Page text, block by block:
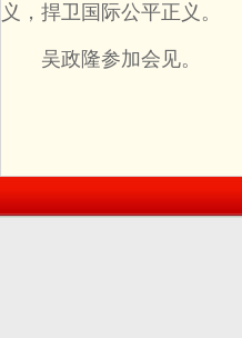
义，捍卫国际公平正义。
吴政隆参加会见。